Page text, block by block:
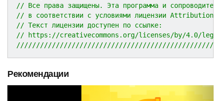
// Все права защищены. Эта программа и
// в соответствии с условиями лицензии
// Текст лицензии доступен по ссылке:
// https://creativecommons.org/licenses/by/4.0/
Рекомендации